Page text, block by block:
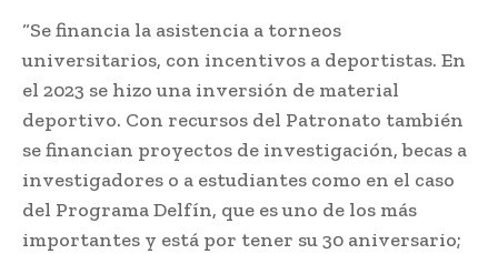
“Se financia la asistencia a torneos
universitarios, con incentivos a deportistas. En
el 2023 se hizo una inversión de material
deportivo. Con recursos del Patronato también
se financian proyectos de investigación, becas a
investigadores o a estudiantes como en el caso
del Programa Delfín, que es uno de los más
importantes y está por tener su 30 aniversario;